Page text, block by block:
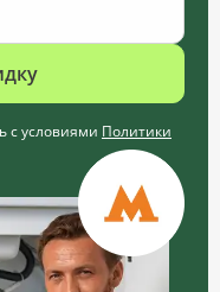
с условиями Политики